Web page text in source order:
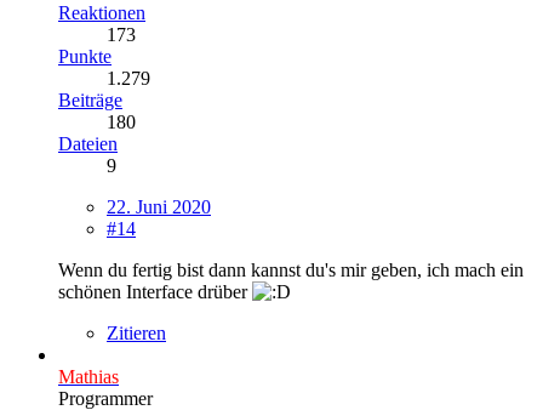
Reaktionen
173
Punkte
1.279
Beiträge
180
Dateien
9
22. Juni 2020
#14
Wenn du fertig bist dann kannst du's mir geben, ich mach ein
schönen Interface drüber
Zitieren
Mathias
Programmer